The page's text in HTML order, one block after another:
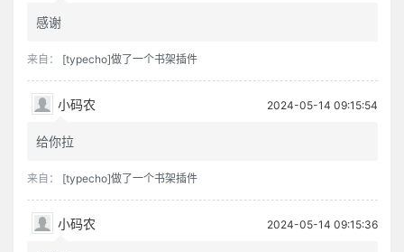
感谢
来自： [typecho]做了一个书架插件
小码农 2024-05-14 09:15:54
给你拉
来自： [typecho]做了一个书架插件
小码农 2024-05-14 09:15:36